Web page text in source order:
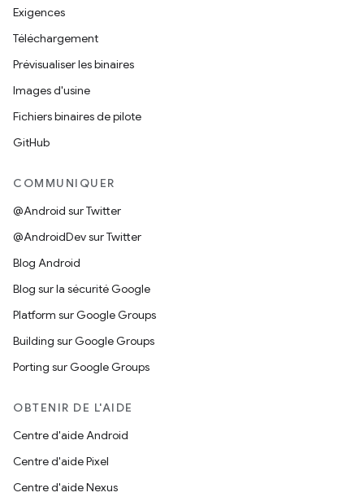
Exigences
Téléchargement
Prévisualiser les binaires
Images d'usine
Fichiers binaires de pilote
GitHub
COMMUNIQUER
@Android sur Twitter
@AndroidDev sur Twitter
Blog Android
Blog sur la sécurité Google
Platform sur Google Groups
Building sur Google Groups
Porting sur Google Groups
OBTENIR DE L'AIDE
Centre d'aide Android
Centre d'aide Pixel
Centre d'aide Nexus